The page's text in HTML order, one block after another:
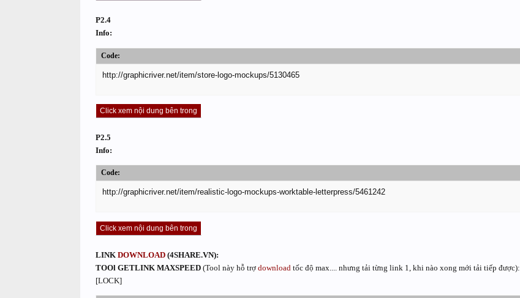
P2.4
Info:
Code:
http://graphicriver.net/item/store-logo-mockups/5130465
Click xem nội dung bên trong
P2.5
Info:
Code:
http://graphicriver.net/item/realistic-logo-mockups-worktable-letterpress/5461242
Click xem nội dung bên trong
LINK DOWNLOAD(4SHARE.VN):
TOOl GETLINK MAXSPEED (Tool này hỗ trợ download tốc độ max.... nhưng tải từng link 1, khi nào xong mới tải tiếp được):
[LOCK]